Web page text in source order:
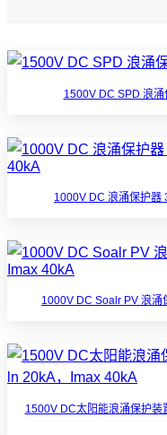
1500V DC SPD 浪
1000V DC 浪涌保护器
1000V DC Soalr PV 浪涌
1500V DC太阳能浪涌保护